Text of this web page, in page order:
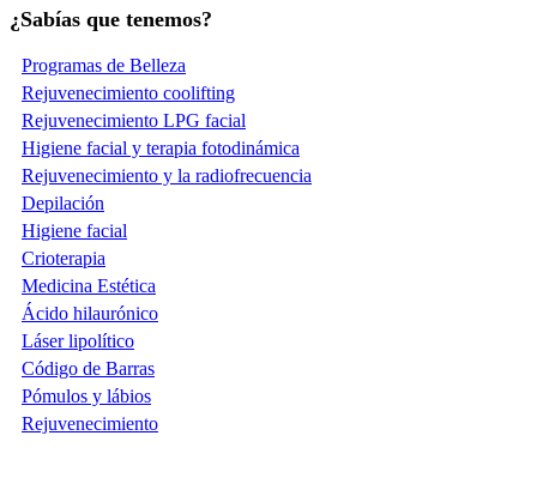
¿Sabías que tenemos?
Programas de Belleza
Rejuvenecimiento coolifting
Rejuvenecimiento LPG facial
Higiene facial y terapia fotodinámica
Rejuvenecimiento y la radiofrecuencia
Depilación
Higiene facial
Crioterapia
Medicina Estética
Ácido hilaurónico
Láser lipolítico
Código de Barras
Pómulos y lábios
Rejuvenecimiento